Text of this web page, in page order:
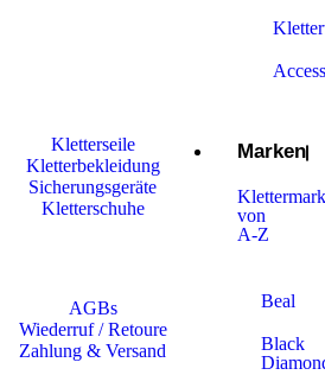
Marken
von
A-Z
Beal
Black
Kletterseile
Kletterbekleidung
Sicherungsgeräte
Kletterschuhe
AGBs
Wiederruf / Retoure
Zahlung & Versand